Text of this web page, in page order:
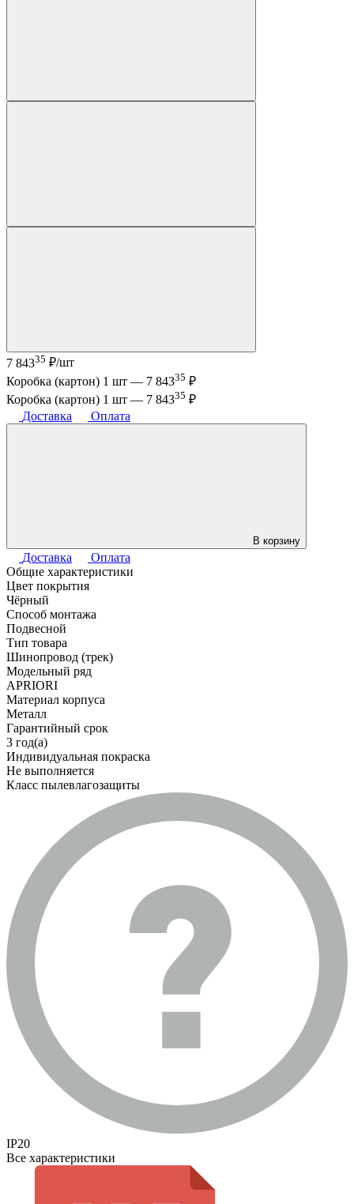
7 84335 ₽/шт
Коробка (картон) 1 шт — 7 84335 ₽
Коробка (картон) 1 шт — 7 84335 ₽
Доставка
Оплата
В корзину
Доставка
Оплата
Общие характеристики
Цвет покрытия
Чёрный
Способ монтажа
Подвесной
Тип товара
Шинопровод (трек)
Модельный ряд
APRIORI
Материал корпуса
Металл
Гарантийный срок
3 год(а)
Индивидуальная покраска
Не выполняется
Класс пылевлагозащиты
IP20
Все характеристики